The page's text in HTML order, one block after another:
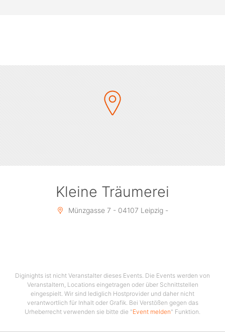
Kleine Träumerei
Münzgasse 7 - 04107 Leipzig -
Diginights ist nicht Veranstalter dieses Events. Die Events werden von
Veranstaltern, Locations eingetragen oder über Schnittstellen
eingespielt. Wir sind lediglich Hostprovider und daher nicht
verantwortlich für Inhalt oder Grafik. Bei Verstößen gegen das
Urheberrecht verwenden sie bitte die "Event melden" Funktion.